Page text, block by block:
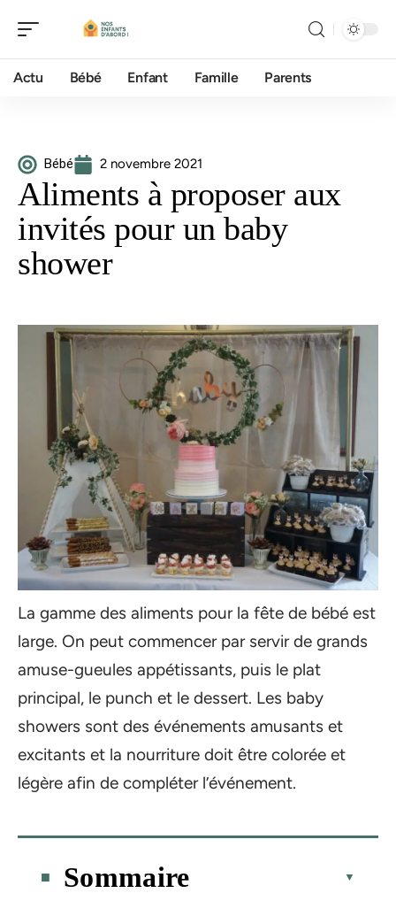
Actu Bébé Enfant Famille Parents
Bébé 2 novembre 2021
Aliments à proposer aux
invités pour un baby
shower
La gamme des aliments pour la fête de bébé est
large. On peut commencer par servir de grands
amuse-gueules appétissants, puis le plat
principal, le punch et le dessert. Les baby
showers sont des événements amusants et
excitants et la nourriture doit être colorée et
légère afin de compléter l’événement.
Sommaire